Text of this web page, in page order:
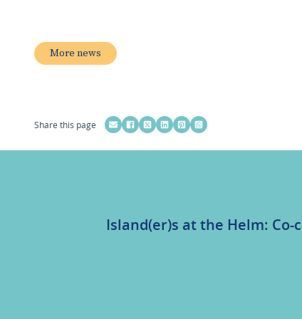
More news
Share this page
Island(er)s at the Helm: